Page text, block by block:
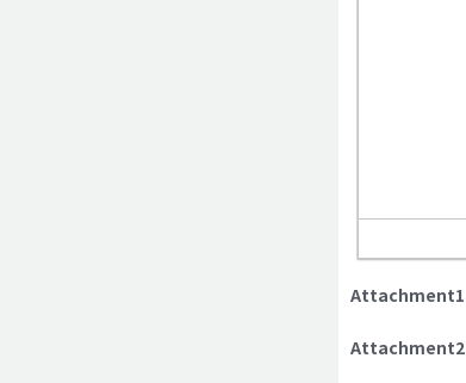
Attachment1
Attachment2